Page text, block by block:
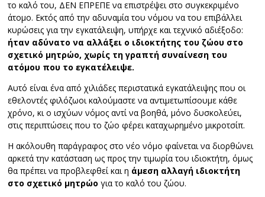
το καλό του, ΔΕΝ ΕΠΡΕΠΕ να επιστρέψει στο συγκεκριμένο
άτομο. Εκτός από την αδυναμία του νόμου να του επιβάλλει
κυρώσεις για την εγκατάλειψη, υπήρχε και τεχνικό αδιέξοδο:
ήταν αδύνατο να αλλάξει ο ιδιοκτήτης του ζώου στο
σχετικό μητρώο, χωρίς τη γραπτή συναίνεση του
ατόμου που το εγκατέλειψε.
Αυτό είναι ένα από χιλιάδες περιστατικά εγκατάλειψης που οι
εθελοντές φιλόζωοι καλούμαστε να αντιμετωπίσουμε κάθε
χρόνο, κι ο ισχύων νόμος αντί να βοηθά, μόνο δυσκολεύει,
στις περιπτώσεις που το ζώο φέρει καταχωρημένο μικροτσίπ.
Η ακόλουθη παράγραφος στο νέο νόμο φαίνεται να διορθώνει
αρκετά την κατάσταση ως προς την τιμωρία του ιδιοκτήτη, όμως
θα πρέπει να προβλεφθεί και η άμεση αλλαγή ιδιοκτήτη
στο σχετικό μητρώογια το καλό του ζώου.